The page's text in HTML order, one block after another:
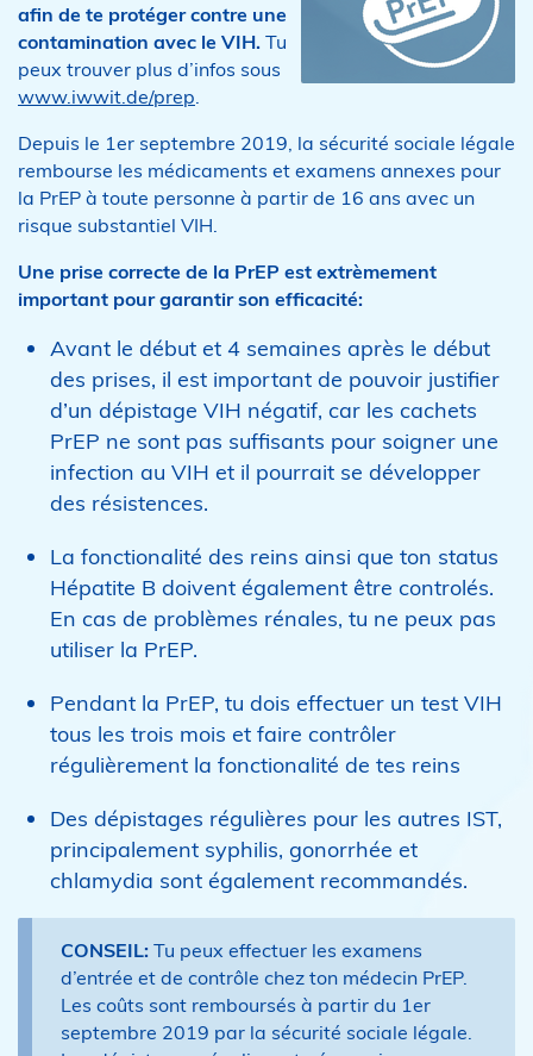
afin de te protéger contre une
contamination avec le VIH. Tu
peux trouver plus d’infos sous
www.iwwit.de/prep
Depuis le 1er septembre 2019, la sécurité sociale légale
rembourse les médicaments et examens annexes pour
la PrEP à toute personne à partir de 16 ans avec un
risque substantiel VIH.
Une prise correcte de la PrEP est extrèmement
important pour garantir son efficacité:
Avant le début et 4 semaines après le début
des prises, il est important de pouvoir justifier
d’un dépistage VIH négatif, car les cachets
PrEP ne sont pas suffisants pour soigner une
infection au VIH et il pourrait se développer
des résistences.
La fonctionalité des reins ainsi que ton status
Hépatite B doivent également être controlés.
En cas de problèmes rénales, tu ne peux pas
utiliser la PrEP.
Pendant la PrEP, tu dois effectuer un test VIH
tous les trois mois et faire contrôler
régulièrement la fonctionalité de tes reins
Des dépistages régulières pour les autres IST,
principalement syphilis, gonorrhée et
chlamydia sont également recommandés.
CONSEIL: Tu peux effectuer les examens
d’entrée et de contrôle chez ton médecin PrEP.
Les coûts sont remboursés à partir du 1er
septembre 2019 par la sécurité sociale légale.